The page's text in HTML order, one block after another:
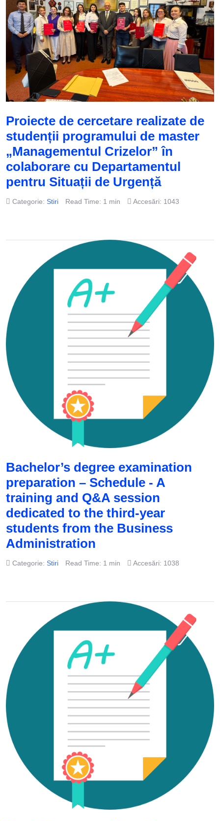
Proiecte de cercetare realizate de
studenții programului de master
„Managementul Crizelor” în
colaborare cu Departamentul
pentru Situații de Urgență
Categorie: Stiri Read Time: 1 min Accesări: 1043
Bachelor’s degree examination
preparation – Schedule - A
training and Q&A session
dedicated to the third-year
students from the Business
Administration
Categorie: Stiri Read Time: 1 min Accesări: 1038